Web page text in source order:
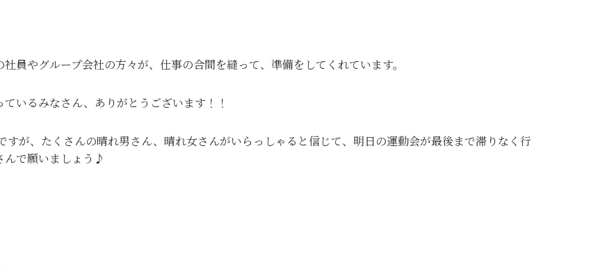
員やグループ会社の方々が、仕事の合間を縫って、準備をしてくれています。
いるみなさん、ありがとうございます！！
すが、たくさんの晴れ男さん、晴れ女さんがいらっしゃると信じて、明日の運動会が最後まで滞りなく行
んで願いましょう♪